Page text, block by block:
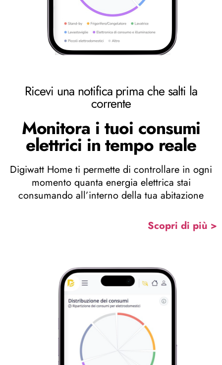
Ricevi una notifica prima che salti la
corrente
Monitora i tuoi consumi
elettrici in tempo reale
Digiwatt Home ti permette di controllare in ogni
momento quanta energia elettrica stai
consumando all’interno della tua abitazione
Scopri di più >